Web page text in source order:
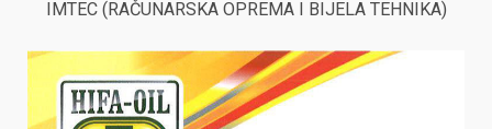
IMTEC (RAČUNARSKA OPREMA I BIJELA TEHNIKA)